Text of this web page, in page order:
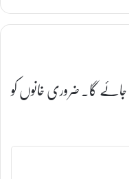
گا۔ضروری خانوں کو